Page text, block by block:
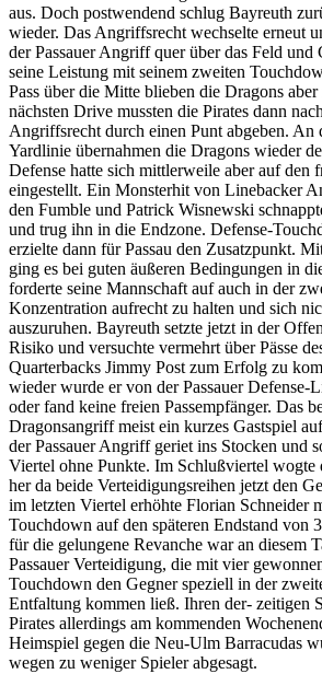
aus. Doch postwendend schlug Bayreuth
wieder. Das Angriffsrecht wechselte erneut
der Passauer Angriff quer über das Feld und
seine Leistung mit seinem zweiten
Pass über die Mitte blieben die Dragons
nächsten Drive mussten die Pirates dann
Angriffsrecht durch einen Punt abgeben. An
Yardlinie übernahmen die Dragons wieder
Defense hatte sich mittlerweile aber auf den
eingestellt. Ein Monsterhit von Linebacker
den Fumble und Patrick Wisnewski
und trug ihn in die Endzone. Defense-
erzielte dann für Passau den Zusatzpunkt.
ging es bei guten äußeren Bedingungen in
forderte seine Mannschaft auf auch in der
Konzentration aufrecht zu halten und sich
auszuruhen. Bayreuth setzte jetzt in der
Risiko und versuchte vermehrt über Pässe
Quarterbacks Jimmy Post zum Erfolg zu
wieder wurde er von der Passauer Defense-
oder fand keine freien Passempfänger. Das
Dragonsangriff meist ein kurzes Gastspiel
der Passauer Angriff geriet ins Stocken und
Viertel ohne Punkte. Im Schlußviertel wogte
her da beide Verteidigungsreihen jetzt den
im letzten Viertel erhöhte Florian Schneider
Touchdown auf den späteren Endstand von
für die gelungene Revanche war an diesem
Passauer Verteidigung, die mit vier
Touchdown den Gegner speziell in der
Entfaltung kommen ließ. Ihren der- zeitigen
Pirates allerdings am kommenden
Heimspiel gegen die Neu-Ulm Barracudas
wegen zu weniger Spieler abgesagt.